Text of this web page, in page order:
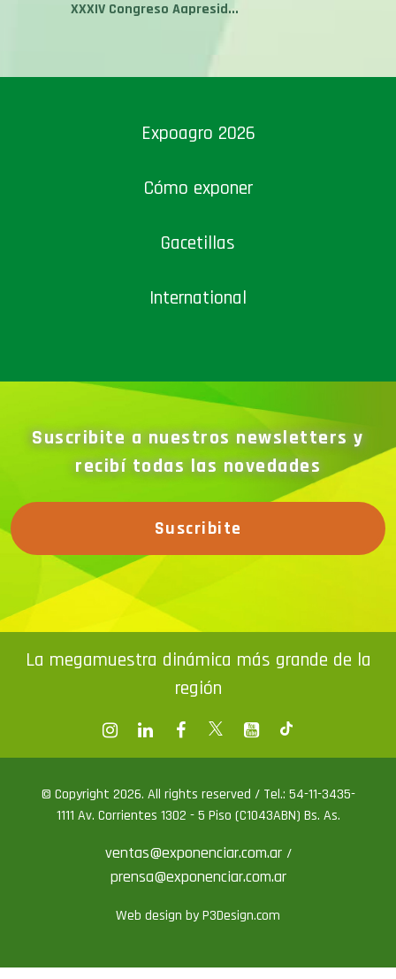
XXXIV Congreso Aapresid...
Expoagro 2026
Cómo exponer
Gacetillas
International
Suscribite a nuestros newsletters y
recibí todas las novedades
Suscribite
La megamuestra dinámica más grande de la
región
© Copyright 2026. All rights reserved / Tel.: 54-11-3435-
1111 Av. Corrientes 1302 - 5 Piso (C1043ABN) Bs. As.
ventas@exponenciar.com.ar /
prensa@exponenciar.com.ar
Web design by P3Design.com